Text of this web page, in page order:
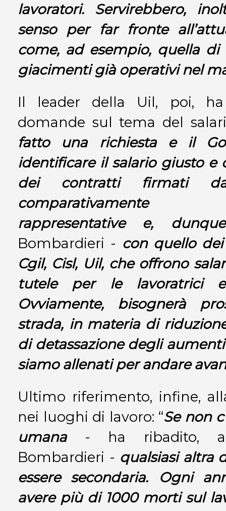
lavoratori. Servirebbero,
senso per far fronte
come, ad esempio, quella
giacimenti già operativi nel
Il leader della Uil, poi,
domande sul tema del
fatto una richiesta e il
identificare il salario giusto e
dei contratti firmati
comparativamente
rappresentative e, dunque
Bombardieri - con quello
Cgil, Cisl, Uil, che offrono
tutele per le lavoratrici
Ovviamente, bisognerà
strada, in materia di
di detassazione degli
siamo allenati per andare
Ultimo riferimento, infine,
nei luoghi di lavoro: “Se non
umana- ha ribadito,
Bombardieri - qualsiasi altra
essere secondaria. Ogni
avere più di 1000 morti sul